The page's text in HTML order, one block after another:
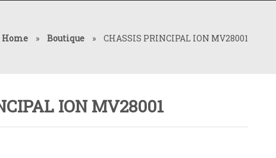
Home » Boutique » CHASSIS PRINCIPAL ION MV28001
ION MV28001